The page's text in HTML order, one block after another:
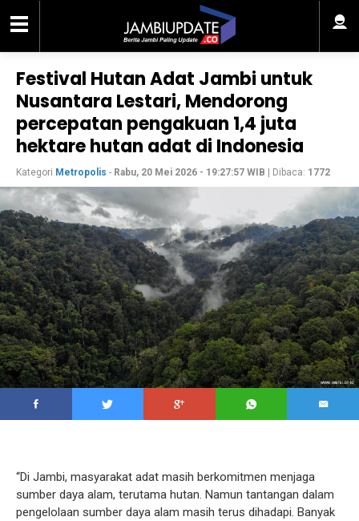
Festival Hutan Adat Jambi untuk
Nusantara Lestari, Mendorong
percepatan pengakuan 1,4 juta
hektare hutan adat di Indonesia
Kategori Metropolis - Rabu, 20 Mei 2026 - 19:27:57 WIB | Dibaca: 1772
“Di Jambi, masyarakat adat masih berkomitmen menjaga
sumber daya alam, terutama hutan. Namun tantangan dalam
pengelolaan sumber daya alam masih terus dihadapi. Banyak